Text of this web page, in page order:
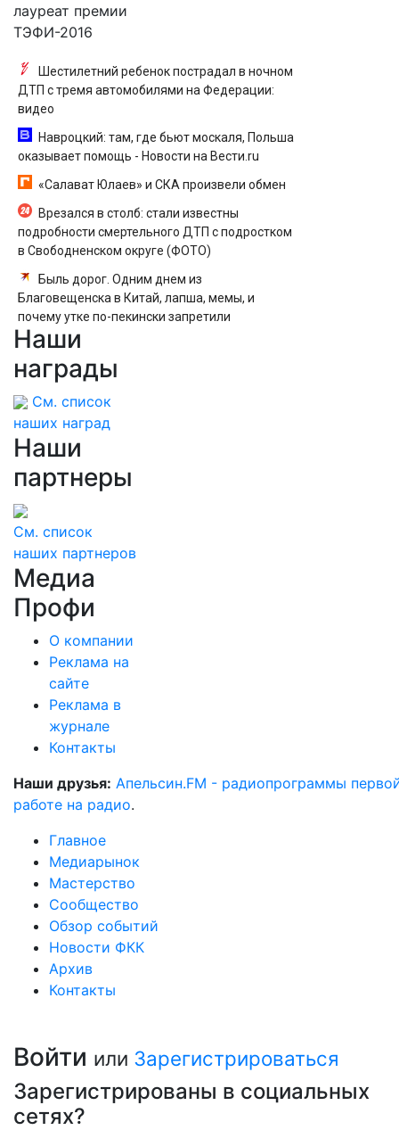
лауреат премии
ТЭФИ-2016
Шестилетний ребенок пострадал в ночном
ДТП с тремя автомобилями на Федерации:
видео
Навроцкий: там, где бьют москаля, Польша
оказывает помощь - Новости на Вести.ru
«Салават Юлаев» и СКА произвели обмен
Врезался в столб: стали известны
подробности смертельного ДТП с подростком
в Свободненском округе (ФОТО)
Быль дорог. Одним днем из
Благовещенска в Китай, лапша, мемы, и
почему утке по-пекински запретили
переходить границу
Наши
награды
См. список
наших наград
Наши
партнеры
См. список
наших партнеров
Медиа
Профи
О компании
Реклама на
сайте
Реклама в
журнале
Контакты
Наши друзья: Апельсин.FM - радиопрограммы
работе на радио.
Главное
Медиарынок
Мастерство
Сообщество
Обзор событий
Новости ФКК
Архив
Контакты
Войти или Зарегистрироваться
Зарегистрированы в социальных
сетях?